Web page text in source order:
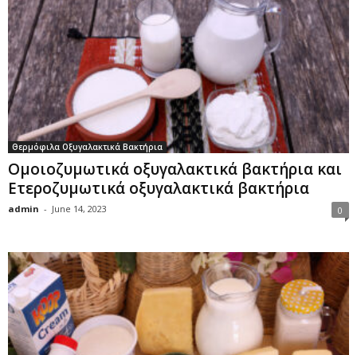
Θερμόφιλα Οξυγαλακτικά Βακτήρια
Ομοιοζυμωτικά οξυγαλακτικά βακτήρια και
Ετεροζυμωτικά οξυγαλακτικά βακτήρια
admin - June 14, 2023 0